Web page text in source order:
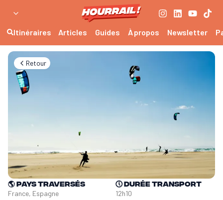
Itinéraires Articles Guides À propos Newsletter
Retour
🌎Pays traversés
France, Espagne
🕔Durée transport
12h10